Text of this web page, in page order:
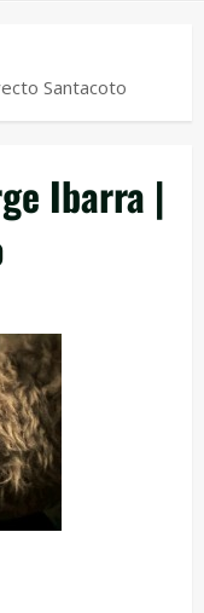
Santacoto
Ibarra |